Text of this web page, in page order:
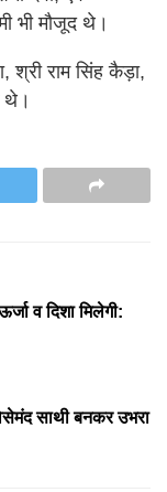
भी मौजूद थे।
श्री राम सिंह कैड़ा,
थे।
व दिशा मिलेगी:
साथी बनकर उभरा